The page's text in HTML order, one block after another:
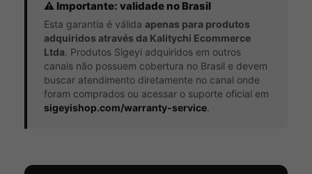
⚠ Importante: validade no Brasil
Esta garantia é válida apenas para produtos
adquiridos através da Kalitychi Ecommerce
Ltda. Produtos Sigeyi adquiridos em outros
canais não possuem cobertura no Brasil e devem
buscar atendimento diretamente no canal onde
foram comprados ou acessar o suporte oficial em
sigeyishop.com/warranty-service.